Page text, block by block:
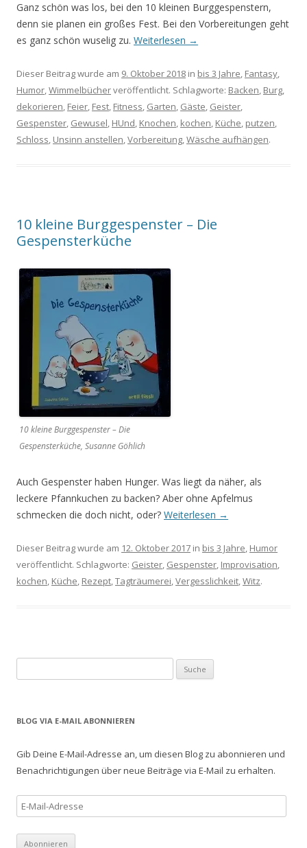
Ganz schön was los, bei den 10 kleinen Burggespenstern,
denn sie planen ein großes Fest. Bei den Vorbereitungen geht
es ganz schön wuselig zu. Weiterlesen →
Dieser Beitrag wurde am 9. Oktober 2018 in bis 3 Jahre, Fantasy,
Humor,Wimmelbücherveröffentlicht. Schlagworte: Backen, Burg,
dekorieren, Feier, Fest, Fitness, Garten, Gäste, Geister,
Gespenster, Gewusel, HUnd, Knochen, kochen, Küche, putzen,
Schloss, Unsinn anstellen,Vorbereitung,Wäsche aufhängen.
10 kleine Burggespenster – Die
Gespensterküche
10 kleine Burggespenster – Die
Gespensterküche, Susanne Göhlich
Auch Gespenster haben Hunger. Was liegt da näher, als
leckere Pfannkuchen zu backen? Aber ohne Apfelmus
schmecken die doch nicht, oder? Weiterlesen →
Dieser Beitrag wurde am 12. Oktober 2017 in bis 3 Jahre, Humor
veröffentlicht. Schlagworte: Geister, Gespenster, Improvisation,
kochen, Küche, Rezept,Tagträumerei,Vergesslichkeit,Witz.
u
h
n
a
h
:
BLOG VIA E-MAIL ABONNIEREN
Gib Deine E-Mail-Adresse an, um diesen Blog zu abonnieren und
Benachrichtigungen über neue Beiträge via E-Mail zu erhalten.
-
M